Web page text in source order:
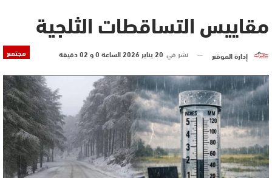
مقاييس التساقطات الثلجية
مجتمع إدارة الموقع نشر في 20 يناير 2026 الساعة 0 و 02 دقيقة